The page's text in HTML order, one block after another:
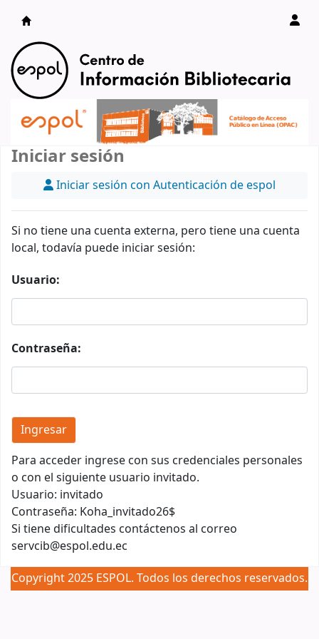
Catálogo en línea
Iniciar sesión
Iniciar sesión con Autenticación de espol
Si no tiene una cuenta externa, pero tiene una cuenta
local, todavía puede iniciar sesión:
Usuario:
Contraseña:
Para acceder ingrese con sus credenciales personales
o con el siguiente usuario invitado.
Usuario: invitado
Contraseña: Koha_invitado26$
Si tiene dificultades contáctenos al correo
servcib@espol.edu.ec
Copyright 2025 ESPOL. Todos los derechos reservados.